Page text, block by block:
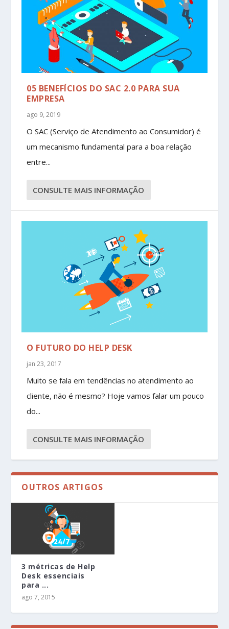
05 BENEFÍCIOS DO SAC 2.0 PARA SUA
EMPRESA
ago 9, 2019
O SAC (Serviço de Atendimento ao Consumidor) é
um mecanismo fundamental para a boa relação
entre...
CONSULTE MAIS INFORMAÇÃO
O FUTURO DO HELP DESK
jan 23, 2017
Muito se fala em tendências no atendimento ao
cliente, não é mesmo? Hoje vamos falar um pouco
do...
CONSULTE MAIS INFORMAÇÃO
OUTROS ARTIGOS
3 métricas de Help
Desk essenciais
para ...
ago 7, 2015